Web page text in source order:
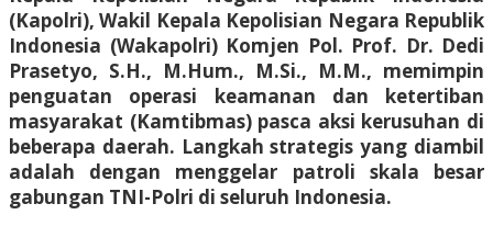
(Kapolri), Wakil Kepala Kepolisian Negara Republik
Indonesia (Wakapolri) Komjen Pol. Prof. Dr. Dedi
Prasetyo, S.H., M.Hum., M.Si., M.M., memimpin
penguatan operasi keamanan dan ketertiban
masyarakat (Kamtibmas) pasca aksi kerusuhan di
beberapa daerah. Langkah strategis yang diambil
adalah dengan menggelar patroli skala besar
gabungan TNI-Polri di seluruh Indonesia.